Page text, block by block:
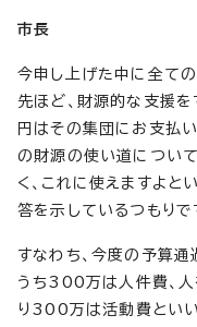
市長
今申し上げた中に全ての
先ほど、財源的な支援
円はその集団にお支払
の財源の使い道につい
く、これに使えますよと
答を示しているつもりで
すなわち、今度の予算通
うち300万は人件費、人
り300万は活動費といい